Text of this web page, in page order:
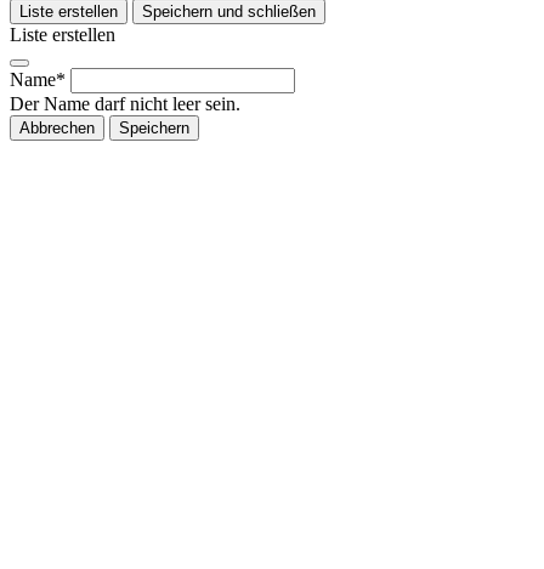
Liste erstellen Speichern und schließen
Liste erstellen
Name*
Der Name darf nicht leer sein.
Abbrechen Speichern